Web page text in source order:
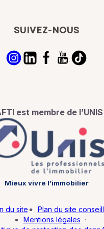
SUIVEZ-NOUS
est membre de l’UNIS
Mieux vivre l’immobilier
du site · Plan du site
Mentions légales ·